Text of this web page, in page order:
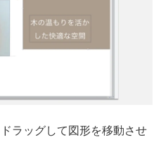
ラッグして図形を移動させ